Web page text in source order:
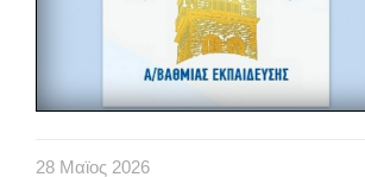
28 Μαϊος 2026